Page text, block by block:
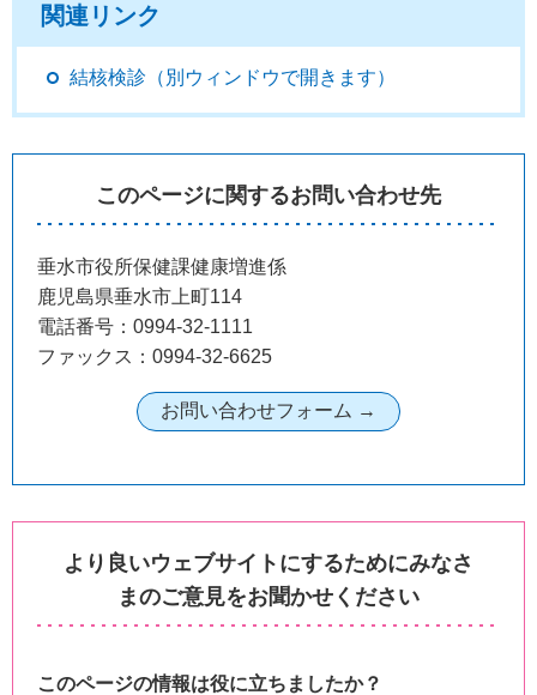
関連リンク
結核検診（別ウィンドウで開きます）
このページに関するお問い合わせ先
垂水市役所保健課健康増進係
鹿児島県垂水市上町114
電話番号：0994-32-1111
ファックス：0994-32-6625
より良いウェブサイトにするためにみなさ
まのご意見をお聞かせください
このページの情報は役に立ちましたか？